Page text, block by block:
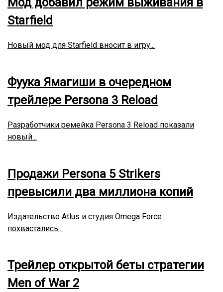
Starfield
Новый мод для Starfield вносит в игру...
Фуука Ямагиши в очередном
трейлере Persona 3 Reload
Разработчики ремейка Persona 3 Reload показали
новый...
Продажи Persona 5 Strikers
превысили два миллиона копий
Издательство Atlus и студия Omega Force
похвастались...
Трейлер открытой беты стратегии
Men of War 2